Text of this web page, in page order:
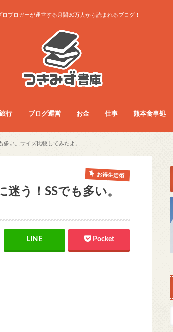
ロブロガーが運営する月間30万人から読まれるブログ！
ー
行
行総合
行術
行記
ブログ運営
ブログ運営
アクセス・収益
ノウハウ
お金
お金
フリーランス
副業
仕事
仕事総合
人間関係
仕事術
働き方
医療・看護師
熊本食事処
食事総合
モーニング
ランチ
夜ご飯
カフェ
居酒屋・BAR
パン屋
ラーメン
まとめ
多い。サイズ比較してみたよ。
お得生活術
う！SSでも多い。
Pocket